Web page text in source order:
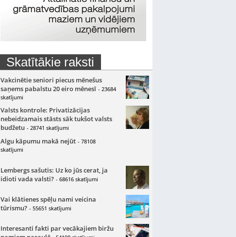
Skatītākie raksti
Vakcinētie seniori piecus mēnešus
saņems pabalstu 20 eiro mēnesī - 23684
skatījumi
Valsts kontrole: Privatizācijas
nebeidzamais stāsts sāk tukšot valsts
budžetu - 28741 skatījumi
Algu kāpumu makā nejūt - 78108
skatījumi
Lembergs sašutis: Uz ko jūs cerat, ja
idioti vada valsti? - 68616 skatījumi
Vai klātienes spēļu nami veicina
tūrismu? - 55651 skatījumi
Interesanti fakti par vecākajiem biržu